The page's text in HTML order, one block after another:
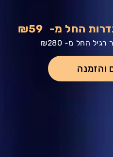
החל מ- ₪59
רגיל החל מ- ₪280
והזמנה